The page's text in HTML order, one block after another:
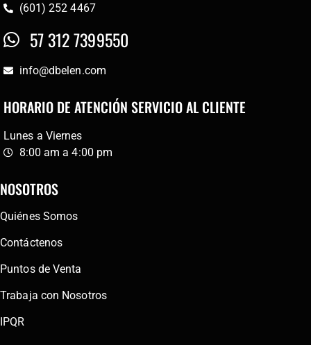
(601) 252 4467
57 312 7399550
info@dbelen.com
HORARIO DE ATENCIÓN SERVICIO AL CLIENTE
Lunes a Viernes
8:00 am a 4:00 pm
NOSOTROS
Quiénes Somos
Contáctenos
Puntos de Venta
Trabaja con Nosotros
IPQR